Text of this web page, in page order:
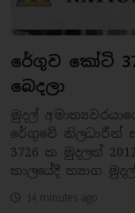
රේගුව කෝටි
බෙදලා
මුදල්
රේගුවේ
3726 ක මුදලක්
කාලයේදී ත්‍යාග
14 minutes ago